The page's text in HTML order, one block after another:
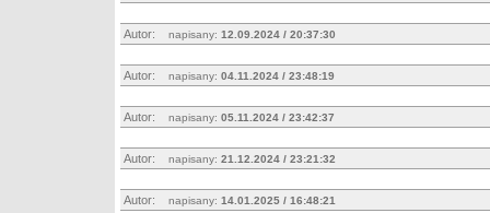
Autor: napisany: 12.09.2024 / 20:37:30
Autor: napisany: 04.11.2024 / 23:48:19
Autor: napisany: 05.11.2024 / 23:42:37
Autor: napisany: 21.12.2024 / 23:21:32
Autor: napisany: 14.01.2025 / 16:48:21